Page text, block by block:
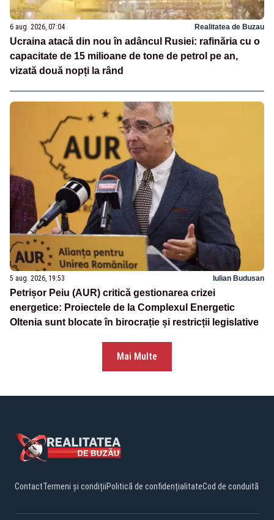
6 aug. 2026, 07:04 Realitatea de Buzau
Ucraina atacă din nou în adâncul Rusiei: rafinăria cu o
capacitate de 15 milioane de tone de petrol pe an,
vizată două nopți la rând
5 aug. 2026, 19:53 Iulian Budusan
Petrișor Peiu (AUR) critică gestionarea crizei
energetice: Proiectele de la Complexul Energetic
Oltenia sunt blocate în birocrație și restricții legislative
Mai Multe
ContactTermeni și condițiiPolitică de confidențialitateCod de conduită